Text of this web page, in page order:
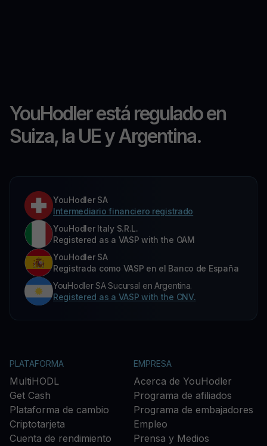
YouHodler está regulado en
Suiza, la UE y Argentina.
YouHodler SA
Intermediario financiero registrado
YouHodler Italy S.R.L.
Registered as a VASP with the OAM
YouHodler SA
Registrada como VASP en el Banco de España
YouHodler SA Sucursal en Argentina.
Registered as a VASP with the CNV.
PLATAFORMA
MultiHODL
Get Cash
Plataforma de cambio
Criptotarjeta
Cuenta de rendimiento
EMPRESA
Acerca de YouHodler
Programa de afiliados
Programa de embajadores
Empleo
Prensa y Medios